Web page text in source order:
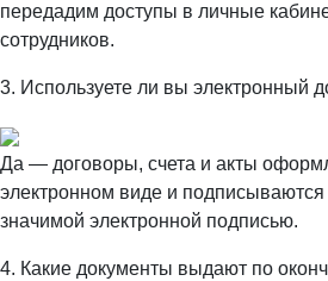
передадим доступы в личные
сотрудников.
3. Используете ли вы электронный
Да — договоры, счета и акты
электронном виде и
значимой электронной подписью.
4. Какие документы выдают по